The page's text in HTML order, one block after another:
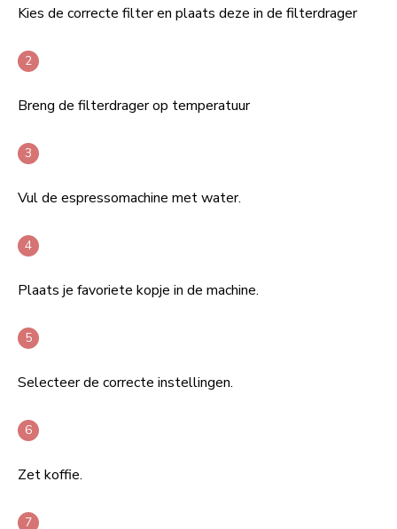
Kies de correcte filter en plaats deze in de filterdrager
Breng de filterdrager op temperatuur
Vul de espressomachine met water.
Plaats je favoriete kopje in de machine.
Selecteer de correcte instellingen.
Zet koffie.